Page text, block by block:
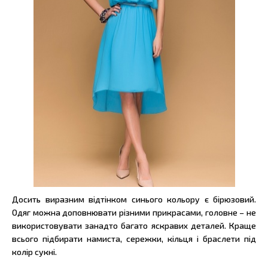
Досить виразним відтінком синього кольору є бірюзовий.
Одяг можна доповнювати різними прикрасами, головне – не
використовувати занадто багато яскравих деталей. Краще
всього підбирати намиста, сережки, кільця і браслети під
колір сукні.